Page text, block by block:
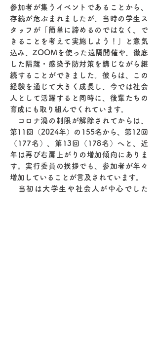
参加者が集うイベントであることから、
存続が危ぶまれましたが、当時の学生ス
タッフが「簡単に諦めるのではなく、で
きることを考えて実施しよう！」と意気
込み、ZOOMを使った遠隔開催や、徹底
した隔離・感染予防対策を講じながら継
続することができました。彼らは、この
経験を通じて大きく成長し、今では社会
人として活躍すると同時に、後輩たちの
育成にも取り組んでくれています。
コロナ渦の制限が解除されてからは、
第11回（2024年）の155名から、第12回
（177名）、第13回（178名）へと、近
年は再び右肩上がりの増加傾向にありま
す。実行委員の挨拶でも、参加者が年々
増加していることが言及されています。
当初は大学生や社会人が中心でした